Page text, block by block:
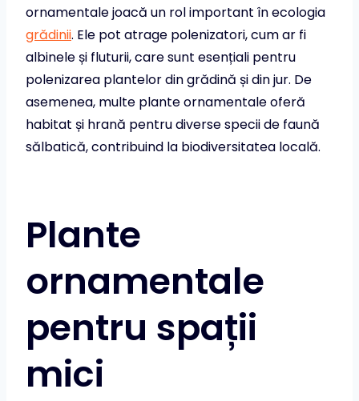
ornamentale joacă un rol important în ecologia
grădinii. Ele pot atrage polenizatori, cum ar fi
albinele și fluturii, care sunt esențiali pentru
polenizarea plantelor din grădină și din jur. De
asemenea, multe plante ornamentale oferă
habitat și hrană pentru diverse specii de faună
sălbatică, contribuind la biodiversitatea locală.
Plante
ornamentale
pentru spații
mici